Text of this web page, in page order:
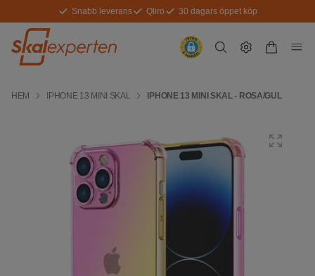
Snabb leverans Qliro 30 dagars öppet köp
HEM IPHONE 13 MINI SKAL IPHONE 13 MINI SKAL - ROSA/GUL